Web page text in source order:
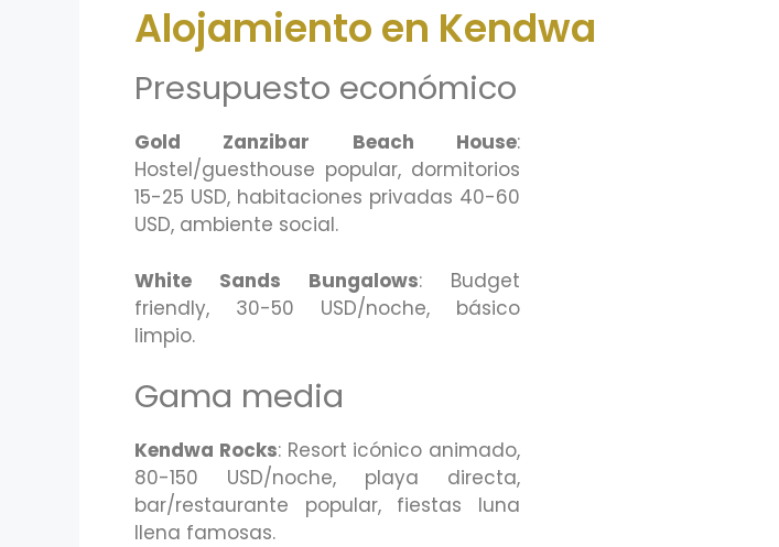
Alojamiento en Kendwa
Presupuesto económico
Gold Zanzibar Beach House:
Hostel/guesthouse popular, dormitorios
15-25 USD, habitaciones privadas 40-60
USD, ambiente social.
White Sands Bungalows: Budget
friendly, 30-50 USD/noche, básico
limpio.
Gama media
Kendwa Rocks: Resort icónico animado,
80-150 USD/noche, playa directa,
bar/restaurante popular, fiestas luna
llena famosas.